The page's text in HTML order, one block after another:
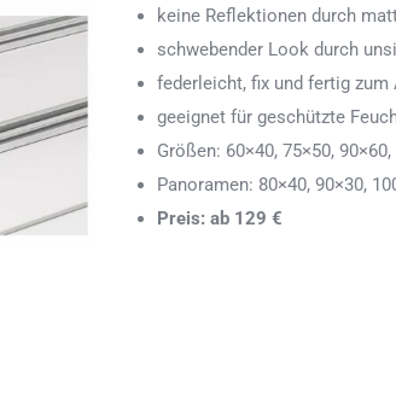
keine Reflektionen durch
schwebender Look durch
federleicht, fix und fertig zum
geeignet für geschützte
Größen: 60×40, 75×50,
Panoramen: 80×40, 90×30,
Preis: ab 129 €